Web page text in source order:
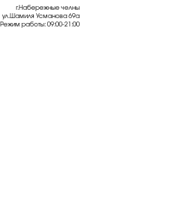
г.Набережные челны
ул.Шамиля Усманова 69а
Режим работы: 09:00-21:00